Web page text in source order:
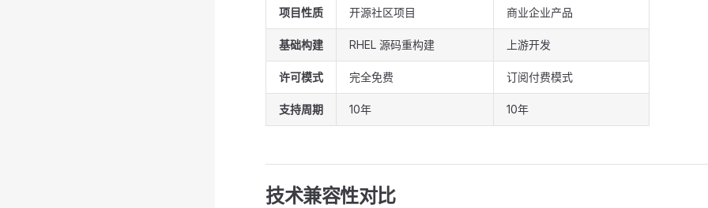
项目性质 开源社区项目 商业企业产品
基础构建 RHEL 源码重构建 上游开发
许可模式 完全免费 订阅付费模式
支持周期 10年 10年
技术兼容性对比